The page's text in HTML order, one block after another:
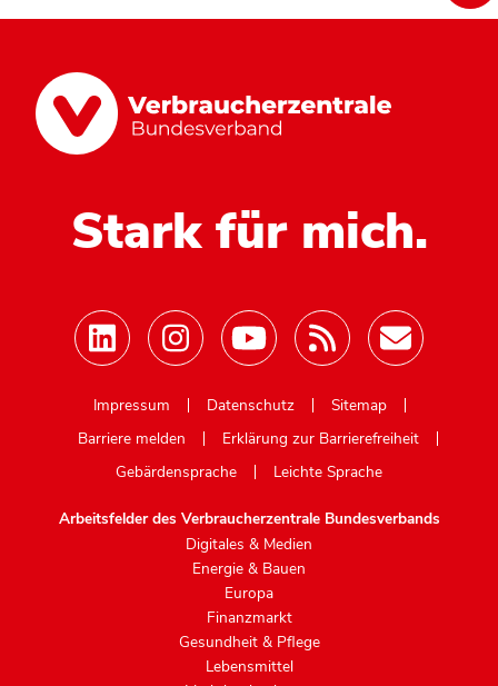
Stark für mich.
Impressum
Datenschutz
Sitemap
Barriere melden
Erklärung zur Barrierefreiheit
Gebärdensprache
Leichte Sprache
Arbeitsfelder des Verbraucherzentrale Bundesverbands
Digitales & Medien
Energie & Bauen
Europa
Finanzmarkt
Gesundheit & Pflege
Lebensmittel